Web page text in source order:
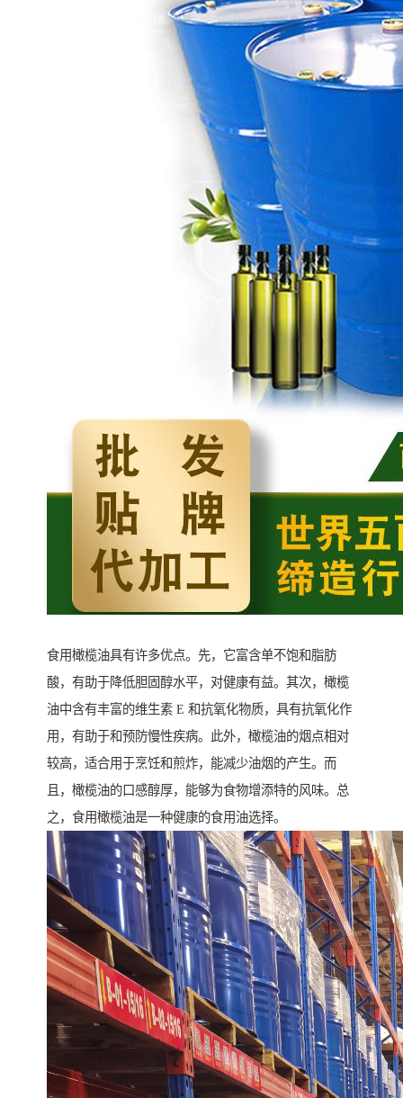
食用橄榄油具有许多优点。先，它富含单不饱和脂肪
酸，有助于降低胆固醇水平，对健康有益。其次，橄榄
油中含有丰富的维生素 E 和抗氧化物质，具有抗氧化作
用，有助于和预防慢性疾病。此外，橄榄油的烟点相对
较高，适合用于烹饪和煎炸，能减少油烟的产生。而
且，橄榄油的口感醇厚，能够为食物增添特的风味。总
之，食用橄榄油是一种健康的食用油选择。